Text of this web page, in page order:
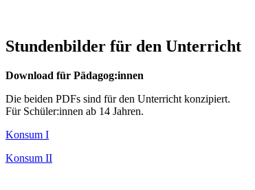
Stundenbilder für den Unterricht
Download für Pädagog:innen
Die beiden PDFs sind für den Unterricht konzipiert.
Für Schüler:innen ab 14 Jahren.
Konsum I
Konsum II